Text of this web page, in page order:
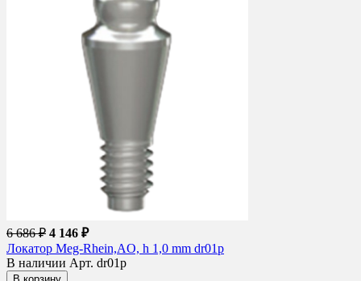
6 686 ₽ 4 146 ₽
Локатор Meg-Rhein,AO, h 1,0 mm dr01p
В наличии Арт. dr01p